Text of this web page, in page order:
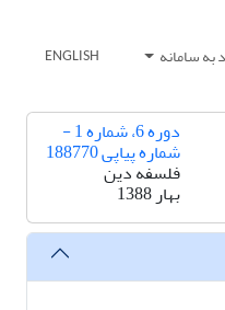
به سامانه ENGLISH
دوره 6، شماره 1 -
شماره پیاپی 188770
فلسفه دین
بهار 1388